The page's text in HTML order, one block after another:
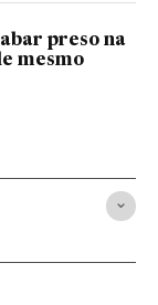
preso na
mesmo